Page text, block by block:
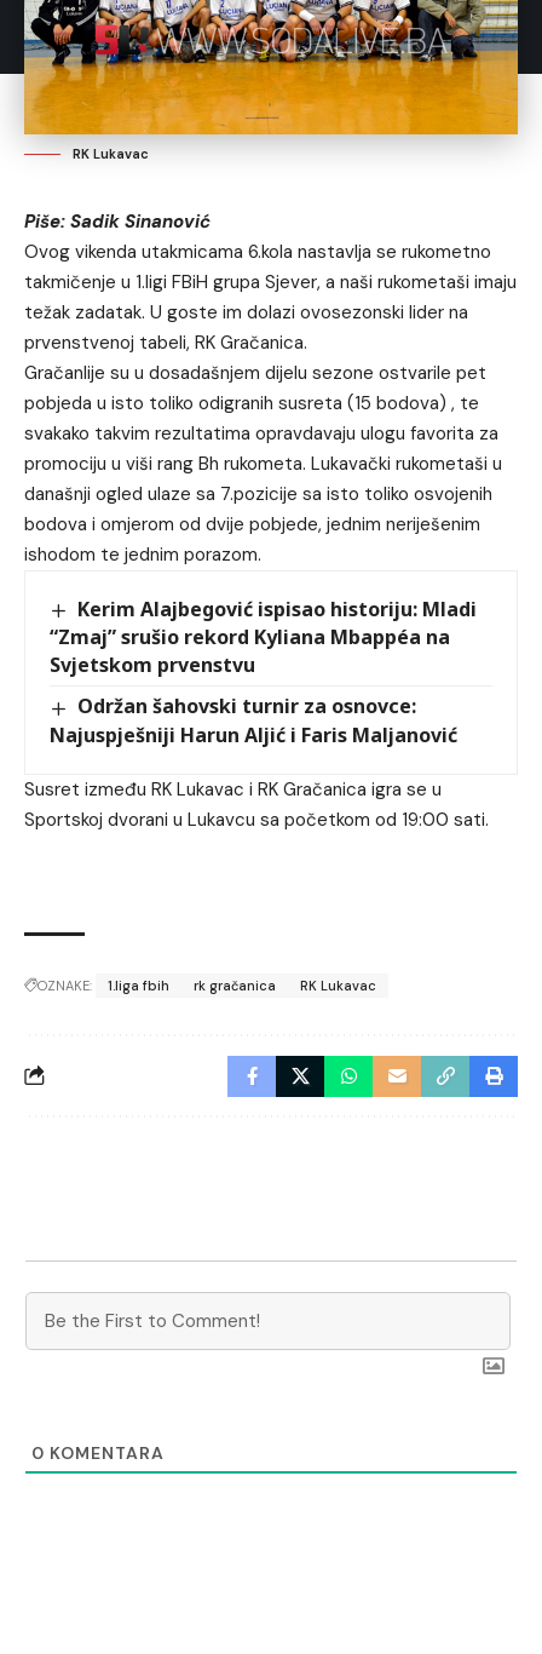
RK Lukavac
Piše: Sadik Sinanović
Ovog vikenda utakmicama 6.kola nastavlja se rukometno
takmičenje u 1.ligi FBiH grupa Sjever, a naši rukometaši imaju
težak zadatak. U goste im dolazi ovosezonski lider na
prvenstvenoj tabeli, RK Gračanica.
Gračanlije su u dosadašnjem dijelu sezone ostvarile pet
pobjeda u isto toliko odigranih susreta (15 bodova) , te
svakako takvim rezultatima opravdavaju ulogu favorita za
promociju u viši rang Bh rukometa. Lukavački rukometaši u
današnji ogled ulaze sa 7.pozicije sa isto toliko osvojenih
bodova i omjerom od dvije pobjede, jednim neriješenim
ishodom te jednim porazom.
Kerim Alajbegović ispisao historiju: Mladi
“Zmaj” srušio rekord Kyliana Mbappéa na
Svjetskom prvenstvu
Održan šahovski turnir za osnovce:
Najuspješniji Harun Aljić i Faris Maljanović
Susret između RK Lukavac i RK Gračanica igra se u
Sportskoj dvorani u Lukavcu sa početkom od 19:00 sati.
OZNAKE: 1.liga fbih rk gračanica RK Lukavac
0 KOMENTARA